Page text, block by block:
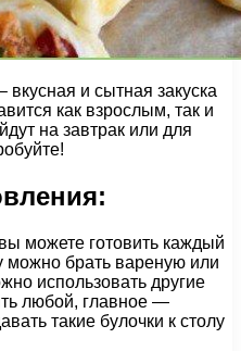
и сытная закуска
как взрослым, так и
на завтрак или для
можете готовить каждый
можно брать вареную или
использовать другие
любой, главное —
такие булочки к столу